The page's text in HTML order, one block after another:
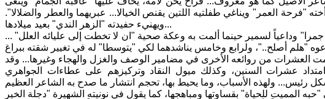
"فرحة العمر" ويناغي طفلتيه اللتين يقنص الخيالا... عبريهما والعطر والضلالا".
ويهنيء حفيدته "الزهر الندي" بعيد ميلادها...
... ثم، وكم مرة ومرة راح يكتب لصديق يبثه "شوقاً يلدغ الأضلع حتى خاله جمرا" وداعياً لسمير حينما ألمت به وعكة صحية "ان لا تخطت إلى عليائه العلل"
العشرات من روائعه الأخرى في مضامير الوصف والغزل والهجاء وغيرها... وقد
عشرات السنين، وكذلك ميول النقاد وتركيزهم على عطاءات الجواهري
رئيس... ولهذه الأسباب، وما يحيط بها، تحجم انتشار ما صدح به الشاعر العظيم